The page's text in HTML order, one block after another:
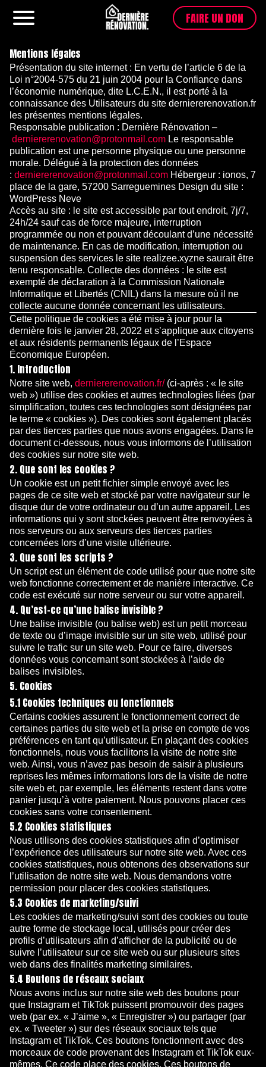
FAIRE UN DON
Mentions légales
Présentation du site internet : En vertu de l’article 6 de la
Loi n°2004-575 du 21 juin 2004 pour la Confiance dans
l’économie numérique, dite L.C.E.N., il est porté à la
connaissance des Utilisateurs du site derniererenovation.fr
les présentes mentions légales.
Responsable publication : Dernière Rénovation –
derniererenovation@protonmail.com Le responsable
publication est une personne physique ou une personne
morale. Délégué à la protection des données
: derniererenovation@protonmail.com Hébergeur : ionos, 7
place de la gare, 57200 Sarreguemines Design du site :
WordPress Neve
Accès au site : le site est accessible par tout endroit, 7j/7,
24h/24 sauf cas de force majeure, interruption
programmée ou non et pouvant découlant d’une nécessité
de maintenance. En cas de modification, interruption ou
suspension des services le site realizee.xyzne saurait être
tenu responsable. Collecte des données : le site est
exempté de déclaration à la Commission Nationale
Informatique et Libertés (CNIL) dans la mesure où il ne
collecte aucune donnée concernant les utilisateurs.
Cette politique de cookies a été mise à jour pour la
dernière fois le janvier 28, 2022 et s’applique aux citoyens
et aux résidents permanents légaux de l’Espace
Économique Européen.
1. Introduction
Notre site web, derniererenovation.fr/(ci-après : « le site
web ») utilise des cookies et autres technologies liées (par
simplification, toutes ces technologies sont désignées par
le terme « cookies »). Des cookies sont également placés
par des tierces parties que nous avons engagées. Dans le
document ci-dessous, nous vous informons de l’utilisation
des cookies sur notre site web.
2. Que sont les cookies ?
Un cookie est un petit fichier simple envoyé avec les
pages de ce site web et stocké par votre navigateur sur le
disque dur de votre ordinateur ou d’un autre appareil. Les
informations qui y sont stockées peuvent être renvoyées à
nos serveurs ou aux serveurs des tierces parties
concernées lors d’une visite ultérieure.
3. Que sont les scripts ?
Un script est un élément de code utilisé pour que notre site
web fonctionne correctement et de manière interactive. Ce
code est exécuté sur notre serveur ou sur votre appareil.
4. Qu’est-ce qu’une balise invisible ?
Une balise invisible (ou balise web) est un petit morceau
de texte ou d’image invisible sur un site web, utilisé pour
suivre le trafic sur un site web. Pour ce faire, diverses
données vous concernant sont stockées à l’aide de
balises invisibles.
5. Cookies
5.1 Cookies techniques ou fonctionnels
Certains cookies assurent le fonctionnement correct de
certaines parties du site web et la prise en compte de vos
préférences en tant qu’utilisateur. En plaçant des cookies
fonctionnels, nous vous facilitons la visite de notre site
web. Ainsi, vous n’avez pas besoin de saisir à plusieurs
reprises les mêmes informations lors de la visite de notre
site web et, par exemple, les éléments restent dans votre
panier jusqu’à votre paiement. Nous pouvons placer ces
cookies sans votre consentement.
5.2 Cookies statistiques
Nous utilisons des cookies statistiques afin d’optimiser
l’expérience des utilisateurs sur notre site web. Avec ces
cookies statistiques, nous obtenons des observations sur
l’utilisation de notre site web. Nous demandons votre
permission pour placer des cookies statistiques.
5.3 Cookies de marketing/suivi
Les cookies de marketing/suivi sont des cookies ou toute
autre forme de stockage local, utilisés pour créer des
profils d’utilisateurs afin d’afficher de la publicité ou de
suivre l’utilisateur sur ce site web ou sur plusieurs sites
web dans des finalités marketing similaires.
5.4 Boutons de réseaux sociaux
Nous avons inclus sur notre site web des boutons pour
que Instagram et TikTok puissent promouvoir des pages
web (par ex. « J’aime », « Enregistrer ») ou partager (par
ex. « Tweeter ») sur des réseaux sociaux tels que
Instagram et TikTok. Ces boutons fonctionnent avec des
morceaux de code provenant des Instagram et TikTok eux-
mêmes. Ce code place des cookies. Ces boutons de